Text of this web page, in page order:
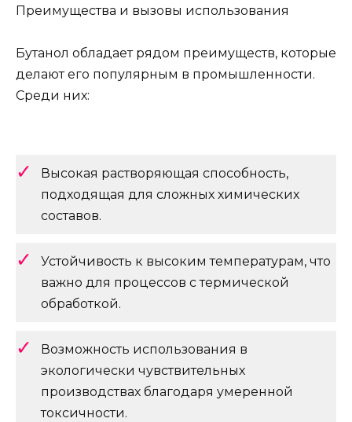
Преимущества и вызовы использования
Бутанол обладает рядом преимуществ, которые
делают его популярным в промышленности.
Среди них:
Высокая растворяющая способность,
подходящая для сложных химических
составов.
Устойчивость к высоким температурам, что
важно для процессов с термической
обработкой.
Возможность использования в
экологически чувствительных
производствах благодаря умеренной
токсичности.